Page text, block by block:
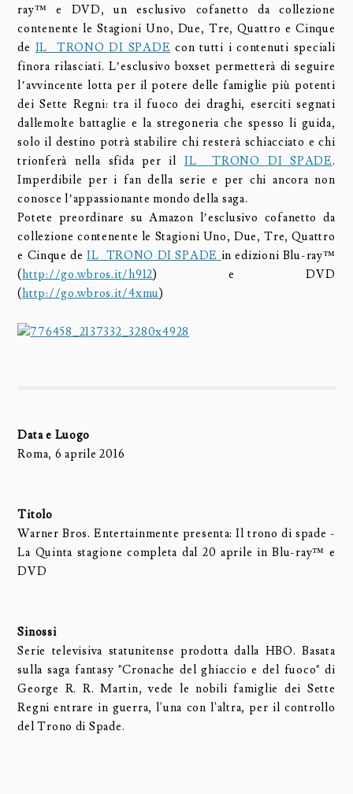
ray™ e DVD, un esclusivo cofanetto da collezione
contenente le Stagioni Uno, Due, Tre, Quattro e Cinque
de IL TRONO DI SPADE con tutti i contenuti speciali
finora rilasciati. L’esclusivo boxset permetterà di seguire
l’avvincente lotta per il potere delle famiglie più potenti
dei Sette Regni: tra il fuoco dei draghi, eserciti segnati
dallemolte battaglie e la stregoneria che spesso li guida,
solo il destino potrà stabilire chi resterà schiacciato e chi
trionferà nella sfida per il IL TRONO DI SPADE.
Imperdibile per i fan della serie e per chi ancora non
conosce l’appassionante mondo della saga.
Potete preordinare su Amazon l’esclusivo cofanetto da
collezione contenente le Stagioni Uno, Due, Tre, Quattro
e Cinque deIL TRONO DI SPADE in edizioni Blu-ray™
(http://go.wbros.it/h912) e DVD
(http://go.wbros.it/4xmu)
Data e Luogo
Roma, 6 aprile 2016
Titolo
Warner Bros. Entertainmente presenta: Il trono di spade -
La Quinta stagione completa dal 20 aprile in Blu-ray™ e
DVD
Sinossi
Serie televisiva statunitense prodotta dalla HBO. Basata
sulla saga fantasy "Cronache del ghiaccio e del fuoco" di
George R. R. Martin, vede le nobili famiglie dei Sette
Regni entrare in guerra, l'una con l'altra, per il controllo
del Trono di Spade.